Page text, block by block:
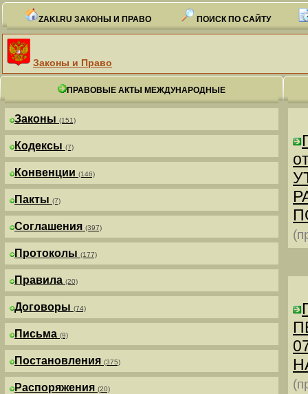
ZAKI.RU ЗАКОНЫ И ПРАВО ПОИСК ПО САЙТУ
Законы и Право
ПРАВОВЫЕ АКТЫ МЕЖДУНАРОДНЫЕ
Законы (151)
Кодексы (7)
Конвенции (146)
Пакты (7)
Соглашения (397)
Протоколы (177)
Правила (20)
Договоры (74)
Письма (9)
Постановления (375)
Распоряжения (20)